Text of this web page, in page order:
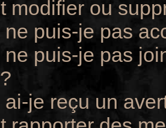
modifier ou
puis-je pas
puis-je pas
je reçu un